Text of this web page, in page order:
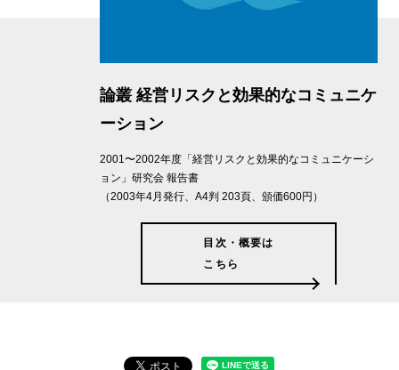
論叢 経営リスクと効果的なコミュニケ
ーション
2001〜2002年度「経営リスクと効果的なコミュニケーシ
ョン」研究会 報告書
（2003年4月発行、A4判 203頁、頒価600円）
目次・概要は
こちら